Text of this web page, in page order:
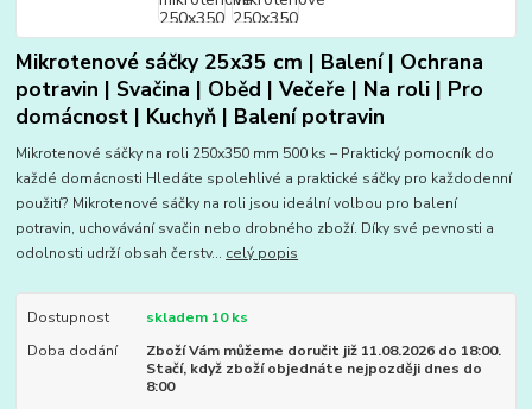
Mikrotenové sáčky 25x35 cm | Balení | Ochrana
potravin | Svačina | Oběd | Večeře | Na roli | Pro
domácnost | Kuchyň | Balení potravin
Mikrotenové sáčky na roli 250x350 mm 500 ks – Praktický pomocník do
každé domácnosti Hledáte spolehlivé a praktické sáčky pro každodenní
použití? Mikrotenové sáčky na roli jsou ideální volbou pro balení
potravin, uchovávání svačin nebo drobného zboží. Díky své pevnosti a
odolnosti udrží obsah čerstv... celý popis
Dostupnost
skladem 10 ks
Doba dodání
Zboží Vám můžeme doručit již 11.08.2026 do 18:00.
Stačí, když zboží objednáte nejpozději dnes do
8:00